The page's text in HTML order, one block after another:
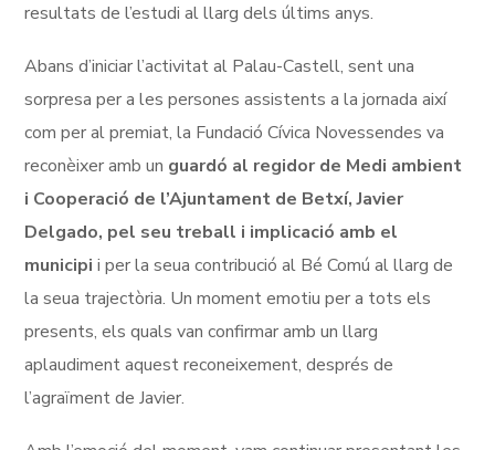
resultats de l’estudi al llarg dels últims anys.
Abans d’iniciar l’activitat al Palau-Castell, sent una
sorpresa per a les persones assistents a la jornada així
com per al premiat, la Fundació Cívica Novessendes va
reconèixer amb un guardó al regidor de Medi ambient
i Cooperació de l’Ajuntament de Betxí, Javier
Delgado, pel seu treball i implicació amb el
municipii per la seua contribució al Bé Comú al llarg de
la seua trajectòria. Un moment emotiu per a tots els
presents, els quals van confirmar amb un llarg
aplaudiment aquest reconeixement, després de
l’agraïment de Javier.